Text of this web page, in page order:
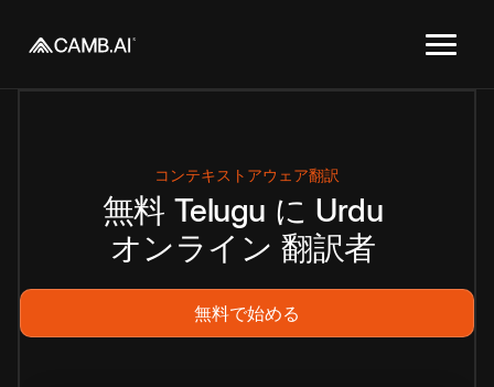
コンテキストアウェア翻訳
無料 Telugu に Urdu
オンライン 翻訳者
無料で始める